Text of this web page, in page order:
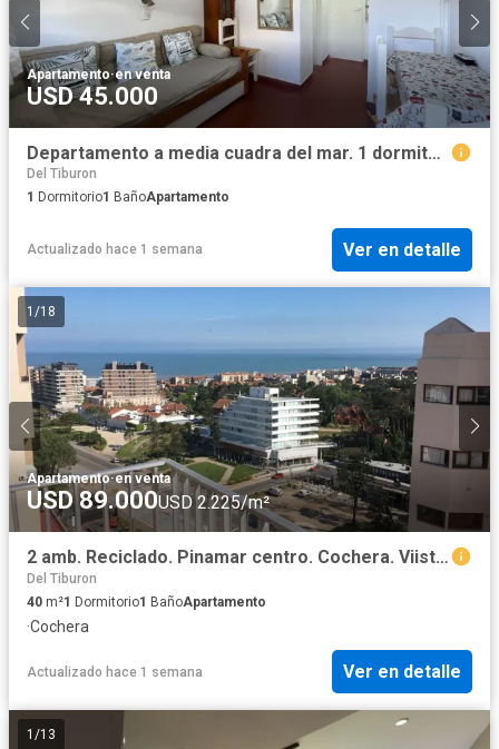
Apartamento·en venta
USD 45.000
Departamento a media cuadra del mar. 1 dormitorio. Gas natural
Del Tiburon
1 Dormitorio1 BañoApartamento
Actualizado hace 1 semana Ver en detalle
1 /18
Apartamento·en venta
USD 89.000USD 2.225/m²
2 amb. Reciclado. Pinamar centro. Cochera. Viista al mar. P 14
Del Tiburon
40 m²1 Dormitorio1 BañoApartamento
·Cochera
Actualizado hace 1 semana Ver en detalle
1 /13